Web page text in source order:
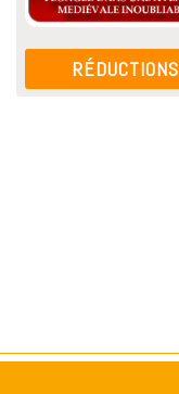
RÉDUCTIONS